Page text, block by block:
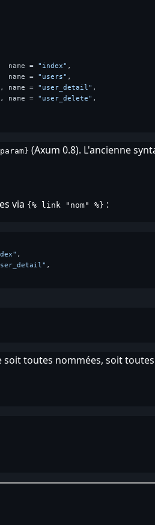
name =
"index" ,
name =
"users" ,
name =
"user_detail" ,
name = "user_delete" ,
(Axum 0.8). L'ancienne
via {% link "nom" %} :
,
,
soit toutes nommées, soit